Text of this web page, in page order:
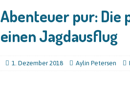
Abenteuer pur:
einen Jagdausflug
1. Dezember 2018 Aylin Petersen